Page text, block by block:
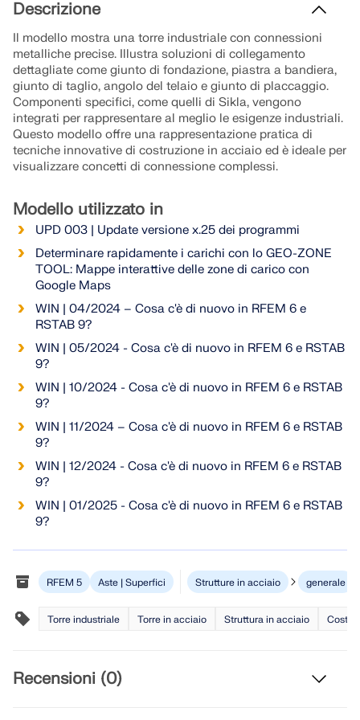
RWIND 3
Software CFD per la galleria del vento digitale
Per maggiori informazioni
API Dlubal
La vostra porta verso la modellazione parametrica e
l'automazione
Indice
Introduzione
Applicazioni
Oggetti del modello
Abbonamenti e prezzi
FEM per collegamenti in acciaio
completamente integrato in RFEM 6 per flussi di
lavoro strutturali più veloci e precisi.
RICEVI ASSISTENZA
OTTIENI LICENZA GRATUITA
COLLEGARSI CON L'ASSISTENZA
ingegneria e porta la tua carriera a nuovi livelli.
SCOPRI LE POSIZIONI APERTE
Descrizione
Il modello mostra una torre industriale con connessioni
metalliche precise. Illustra soluzioni di collegamento
dettagliate come giunto di fondazione, piastra a bandiera,
giunto di taglio, angolo del telaio e giunto di placcaggio.
Componenti specifici, come quelli di Sikla, vengono
integrati per rappresentare al meglio le esigenze industriali.
Questo modello offre una rappresentazione pratica di
tecniche innovative di costruzione in acciaio ed è ideale per
visualizzare concetti di connessione complessi.
Modello utilizzato in
UPD 003 | Update versione x.25 dei programmi
Determinare rapidamente i carichi con lo GEO-ZONE
TOOL: Mappe interattive delle zone di carico con
Google Maps
WIN | 04/2024 – Cosa c'è di nuovo in RFEM 6 e
RSTAB 9?
WIN | 05/2024 - Cosa c'è di nuovo in RFEM 6 e RSTAB
9?
WIN | 10/2024 - Cosa c'è di nuovo in RFEM 6 e RSTAB
9?
WIN | 11/2024 – Cosa c'è di nuovo in RFEM 6 e RSTAB
9?
WIN | 12/2024 - Cosa c'è di nuovo in RFEM 6 e RSTAB
9?
WIN | 01/2025 - Cosa c'è di nuovo in RFEM 6 e RSTAB
9?
RFEM 5 Aste | Superfici Strutture in acciaio generale
Torre industriale Torre in acciaio Struttura in acciaio
Recensioni (0)